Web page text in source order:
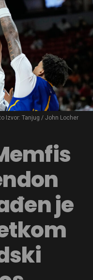
Izvor: Tanjug / John Locher
je